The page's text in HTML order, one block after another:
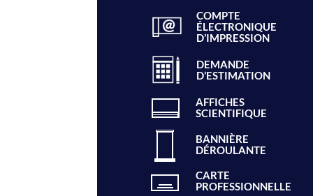
COMPTE
ÉLECTRONIQUE
D’IMPRESSION
DEMANDE
D’ESTIMATION
AFFICHES
SCIENTIFIQUE
BANNIÈRE
DÉROULANTE
CARTE
PROFESSIONNELLE